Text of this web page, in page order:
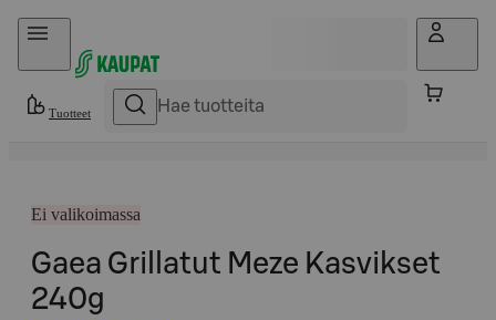
Hyppää sisältöön
Tuotteet
Ei valikoimassa
Gaea Grillatut Meze Kasvikset
240g